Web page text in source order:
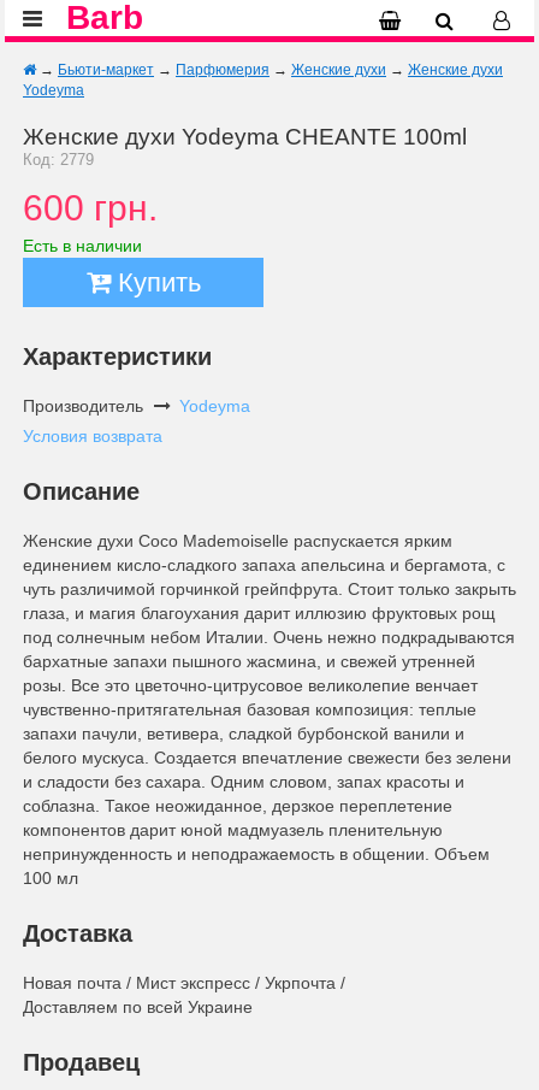
Barb
→ Бьюти-маркет → Парфюмерия → Женские духи → Женские духи
Yodeyma
Женские духи Yodeyma CHEANTE 100ml
Код: 2779
600 грн.
Есть в наличии
Купить
Характеристики
Производитель
Yodeyma
Условия возврата
Описание
Женские духи Coco Mademoiselle распускается ярким
единением кисло-сладкого запаха апельсина и бергамота, с
чуть различимой горчинкой грейпфрута. Стоит только закрыть
глаза, и магия благоухания дарит иллюзию фруктовых рощ
под солнечным небом Италии. Очень нежно подкрадываются
бархатные запахи пышного жасмина, и свежей утренней
розы. Все это цветочно-цитрусовое великолепие венчает
чувственно-притягательная базовая композиция: теплые
запахи пачули, ветивера, сладкой бурбонской ванили и
белого мускуса. Создается впечатление свежести без зелени
и сладости без сахара. Одним словом, запах красоты и
соблазна. Такое неожиданное, дерзкое переплетение
компонентов дарит юной мадмуазель пленительную
непринужденность и неподражаемость в общении. Объем
100 мл
Доставка
Новая почта / Мист экспресс / Укрпочта /
Доставляем по всей Украине
Продавец